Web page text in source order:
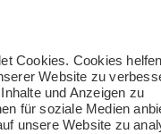
von Emmanuelle
hervorgehoben.
voller sprudelnder
ist der Lauf
Cookies. Cookies
Website zu
und Anzeigen zu
für soziale Medien
unsere Website zu